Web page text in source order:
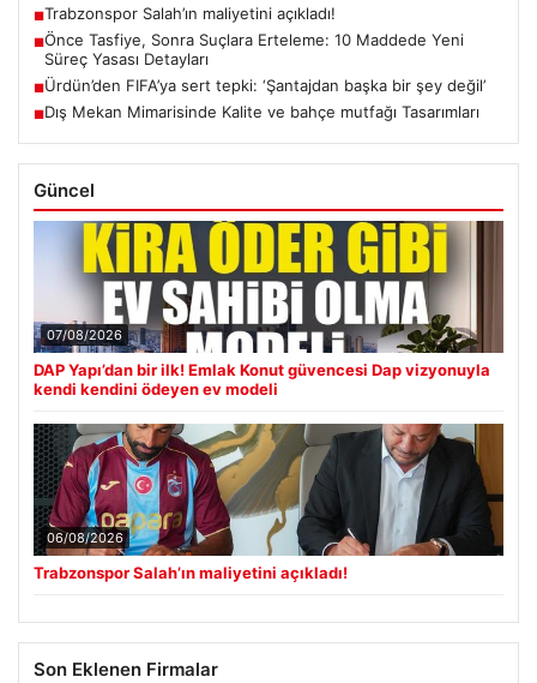
■Trabzonspor Salah’ın maliyetini açıkladı!
■Önce Tasfiye, Sonra Suçlara Erteleme: 10 Maddede Yeni
Süreç Yasası Detayları
■Ürdün’den FIFA’ya sert tepki: ‘Şantajdan başka bir şey değil’
■Dış Mekan Mimarisinde Kalite ve bahçe mutfağı Tasarımları
Güncel
07/08/2026
DAP Yapı’dan bir ilk! Emlak Konut güvencesi Dap vizyonuyla
kendi kendini ödeyen ev modeli
06/08/2026
Trabzonspor Salah’ın maliyetini açıkladı!
Son Eklenen Firmalar